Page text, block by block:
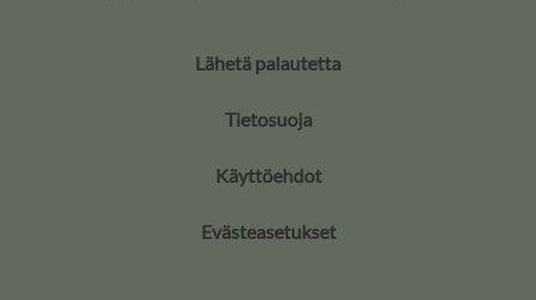
Lähetä palautetta
Tietosuoja
Käyttöehdot
Evästeasetukset